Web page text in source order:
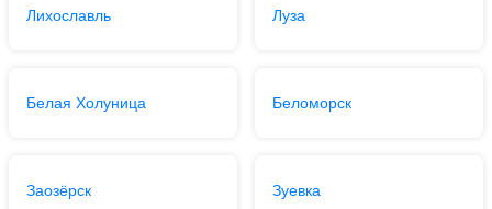
Лихославль Луза
Белая Холуница Беломорск
Заозёрск Зуевка